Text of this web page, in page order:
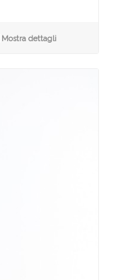
Mostra dettagli